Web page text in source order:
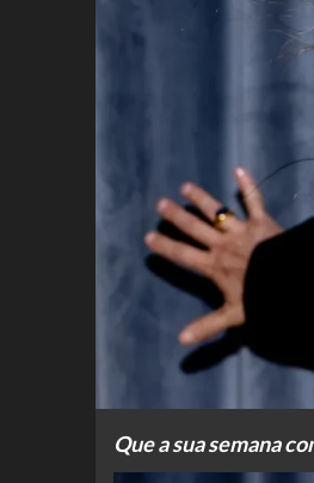
Que a sua semana